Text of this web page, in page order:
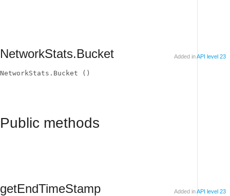
NetworkStats.Bucket Added inAPI level 23
NetworkStats.Bucket ()
Public methods
getEndTimeStamp Added inAPI level 23